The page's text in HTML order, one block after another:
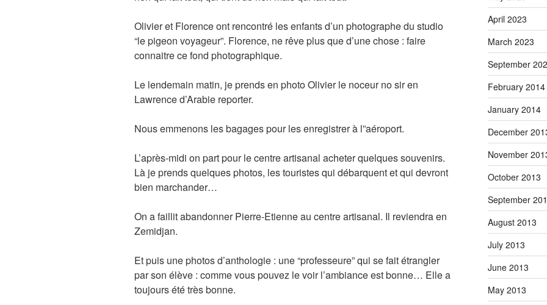
Olivier et Florence ont rencontré les enfants d’un photographe du studio
“le pigeon voyageur”. Florence, ne rêve plus que d’une chose : faire
connaitre ce fond photographique.
Le lendemain matin, je prends en photo Olivier le noceur no sir en
Lawrence d’Arabie reporter.
Nous emmenons les bagages pour les enregistrer à l”aéroport.
L’après-midi on part pour le centre artisanal acheter quelques souvenirs.
Là je prends quelques photos, les touristes qui débarquent et qui devront
bien marchander…
On a faillit abandonner Pierre-Etienne au centre artisanal. Il reviendra en
Zemidjan.
Et puis une photos d’anthologie : une “professeure” qui se fait étrangler
par son élève : comme vous pouvez le voir l’ambiance est bonne… Elle a
toujours été très bonne.
April 2023
March 2023
September
February 2014
January 2014
December
November
October 2013
September
August 2013
July 2013
June 2013
May 2013